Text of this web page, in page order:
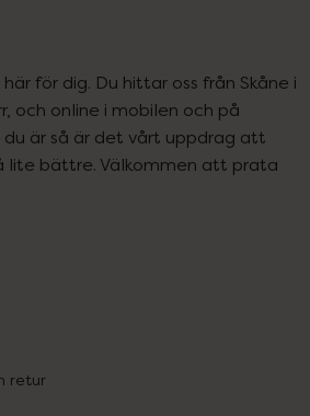
för dig. Du hittar oss från Skåne i
och online i mobilen och på
är så är det vårt uppdrag att
lite bättre. Välkommen att prata
retur